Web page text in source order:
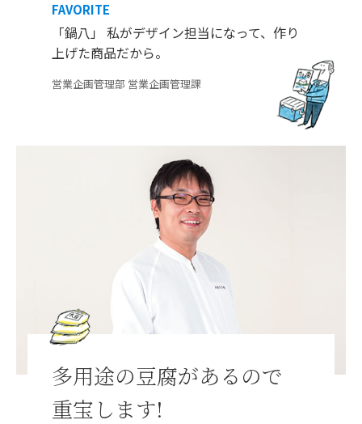
FAVORITE
「鍋八」 私がデザイン担当になって、作り
上げた商品だから。
営業企画管理部 営業企画管理課
多用途の豆腐があるので
重宝します!